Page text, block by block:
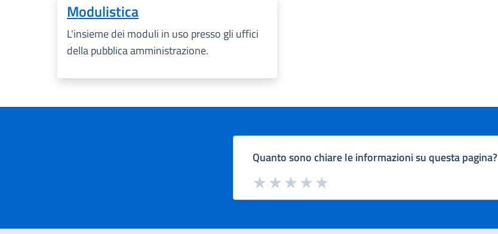
Modulistica
L'insieme dei moduli in uso presso gli uffici
della pubblica amministrazione.
Quanto sono chiare le informazioni su questa pagina?
Valuta da 1 a 5 stelle la pagina
Valuta 5 stelle su 5
Valuta 4 stelle su 5
Valuta 3 stelle su 5
Valuta 2 stelle su 5
Valuta 1 stelle su 5